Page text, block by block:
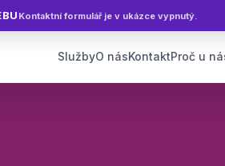
Kontaktní formulář je v ukázce vypnutý.
SlužbyO násKontaktProč u